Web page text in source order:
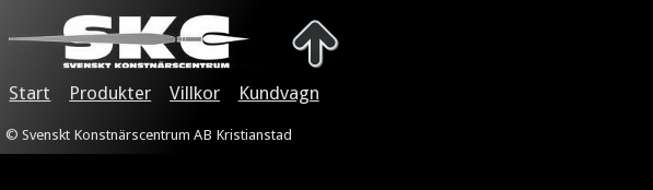
Start Produkter Villkor Kundvagn
© Svenskt Konstnärscentrum AB Kristianstad